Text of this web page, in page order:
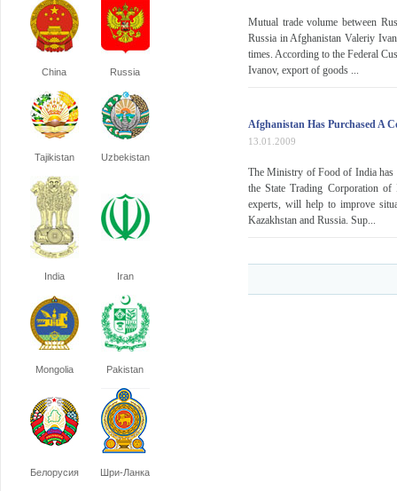
China Russia
Tajikistan Uzbekistan
India Iran
Mongolia Pakistan
Белорусия Шри-Ланка
Mutual trade volume between
Russia in Afghanistan Valeriy
times. According to the Federal
Ivanov, export of goods ...
Afghanistan Has Purchased A
13.01.2009
The Ministry of Food of India has
the State Trading Corporation
experts, will help to improve
Kazakhstan and Russia. Sup...